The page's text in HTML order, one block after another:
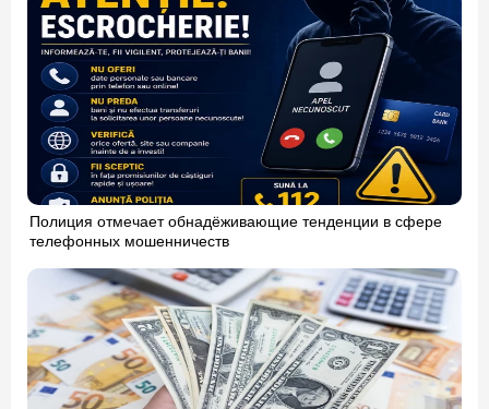
Полиция отмечает обнадёживающие тенденции в сфере
телефонных мошенничеств